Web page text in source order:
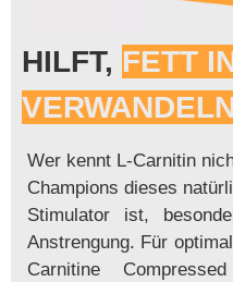
HILFT, FETT
Wer kennt L-Carnitin
Champions dieses
Stimulator ist,
Anstrengung. Für
Carnitine